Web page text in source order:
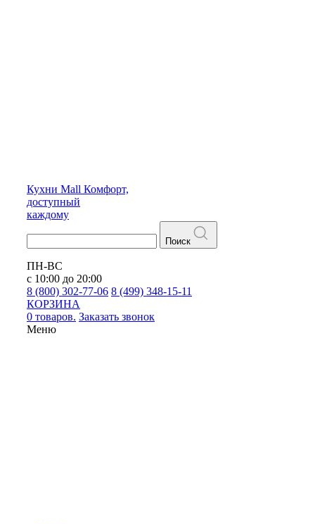
Кухни Mall Комфорт,
доступный
каждому
Поиск
ПН-ВС
с 10:00 до 20:00
8 (800) 302-77-06 8 (499) 348-15-11
КОРЗИНА
0 товаров. Заказать звонок
Меню